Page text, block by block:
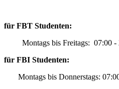
für FBT Studenten:
Montags bis Freitags: 07:00 -
für FBI Studenten:
Montags bis Donnerstags: